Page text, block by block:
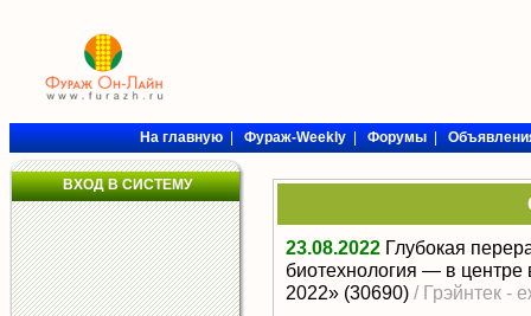
На главную|Фураж-Weekly|Форумы|
ВХОД В СИСТЕМУ
23.08.2022 Глубокая
биотехнология — в центре
2022» (30690) / Грэйнтек -